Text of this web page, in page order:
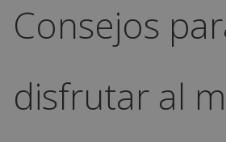
Consejos
disfrutar al